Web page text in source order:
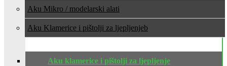
Aku Mikro / modelarski alati
Aku Klamerice i pištolji za ljepljenje
Aku klamerice i pištolji za ljepljenje